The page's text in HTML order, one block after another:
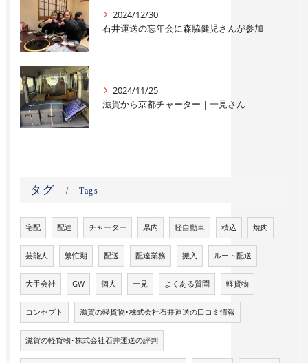
2024/12/30
石井運送の忘年会に森脇健児さんが参加
2024/11/25
滋賀から京都チャーター｜一見さん
タグ Tags
宅配 配達 チャーター 県内 軽自動車 積込 焼肉
芸能人 繁忙期 配送 配達業務 搬入 ルート配送
大手会社 GW 個人 一見 よくある質問 軽貨物
コンセプト 滋賀の軽貨物･株式会社石井運送の口コミ情報
滋賀の軽貨物･株式会社石井運送の評判